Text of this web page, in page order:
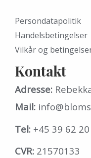
Persondatapolitik
Handelsbetingelser
Vilkår og
Kontakt
Adresse:
Mail:
Tel: +45 39 62
CVR: 21570133